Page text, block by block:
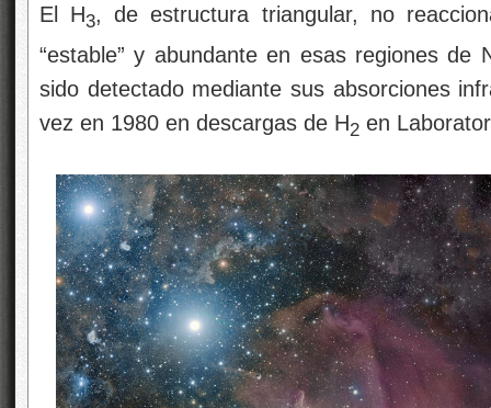
El H3, de estructura triangular, no
“estable” y abundante en esas regiones de
sido detectado mediante sus absorciones
vez en 1980 en descargas de H2 en